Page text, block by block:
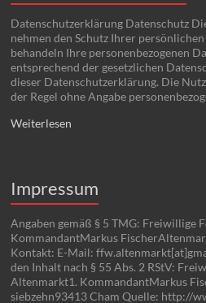
Datenschutzerklärung Datenschutz
nehmen den Schutz Ihrer
behandeln Ihre personenbezogenen
entsprechend der gesetzlichen
dieser Datenschutzerklärung. Die
der Regel ohne Angabe
Weiterlesen
Impressum
Angaben gemäß § 5 TMG: Freiwillige
KommandantMarkus
Kontakt: E-Mail:
den Inhalt nach § 55 Abs. 2 RStV:
Altenmarkt1. KommandantMarkus
siebzehn93413 Cham Quelle: http://